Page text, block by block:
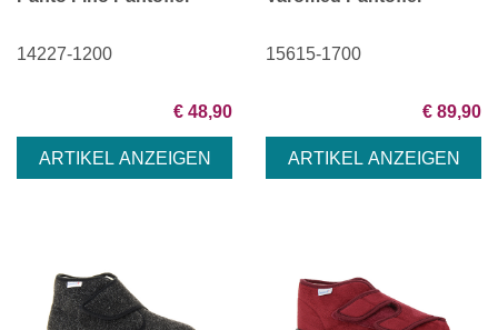
14227-1200
€ 48,90
15615-1700
€ 89,90